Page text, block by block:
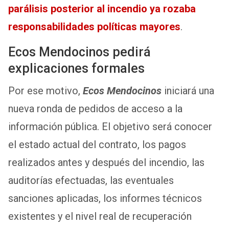
parálisis posterior al incendio ya rozaba
responsabilidades políticas mayores.
Ecos Mendocinos pedirá
explicaciones formales
Por ese motivo, Ecos Mendocinos iniciará una
nueva ronda de pedidos de acceso a la
información pública. El objetivo será conocer
el estado actual del contrato, los pagos
realizados antes y después del incendio, las
auditorías efectuadas, las eventuales
sanciones aplicadas, los informes técnicos
existentes y el nivel real de recuperación